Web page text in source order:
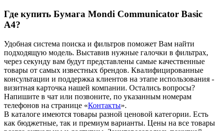
Где купить Бумага Mondi Communicator Basic
А4?
Удобная система поиска и фильтров поможет Вам найти
подходящую модель. Выставив нужные галочки в фильтрах,
через секунду вам будут представлены самые качественные
товары от самых известных брендов. Квалифицированные
консультации и поддержка клиентов на этапе использования -
визитная карточка нашей компании. Остались вопросы?
Напишите в чат или позвоните, по указанным номерам
телефонов на странице «Контакты».
В каталоге имеются товары разной ценовой категории. Есть
как бюджетные, так и премиум варианты. Цены на все товары